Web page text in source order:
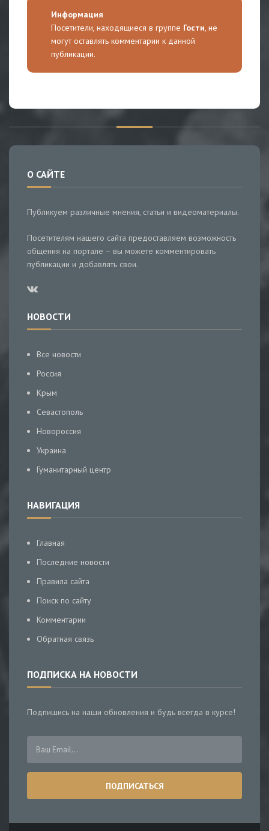
Информация
Посетители, находящиеся в группе Гости, не
могут оставлять комментарии к данной
публикации.
О САЙТЕ
Публикуем различные мнения, статьи и видеоматериалы.
Посетителям нашего сайта предоставляем возможность
общения на портале – вы можете комментировать
публикации и добавлять свои.
НОВОСТИ
Все новости
Россия
Крым
Севастополь
Новороссия
Украина
Гуманитарный центр
НАВИГАЦИЯ
Главная
Последние новости
Правила сайта
Поиск по сайту
Комментарии
Обратная связь
ПОДПИСКА НА НОВОСТИ
Подпишись на наши обновления и будь всегда в курсе!